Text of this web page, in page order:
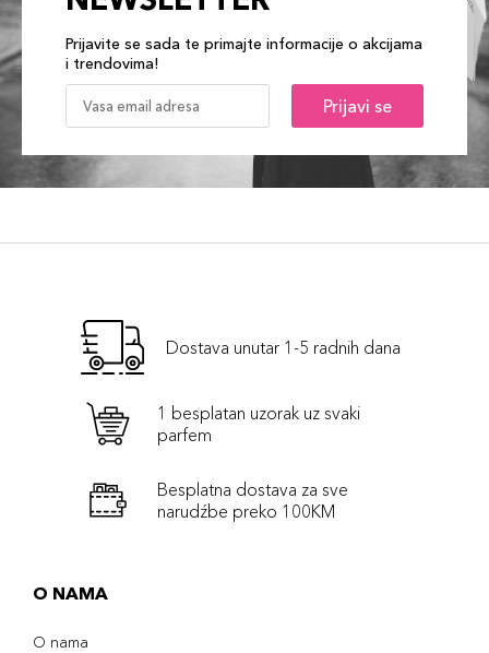
Prijavite se sada te primajte informacije o akcijama
i trendovima!
Prijavi se
Dostava unutar 1-5 radnih dana
1 besplatan uzorak uz svaki
parfem
Besplatna dostava za sve
narudźbe preko 100KM
O NAMA
O nama